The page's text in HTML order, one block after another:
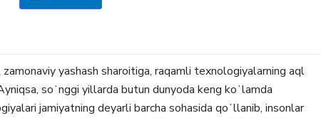
yashash sharoitiga, raqamli texnologiyalarning aql
soʻnggi yillarda butun dunyoda keng koʻlamda
jamiyatning deyarli barcha sohasida qoʻllanib, insonlar